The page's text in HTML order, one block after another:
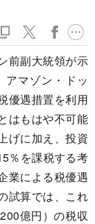
前副大統領が示
アマゾン・ドッ
優遇措置を利用
はもはや不可能
げに加え、投資
％を課税する考
業による税優遇
試算では、これ
億円）の税収